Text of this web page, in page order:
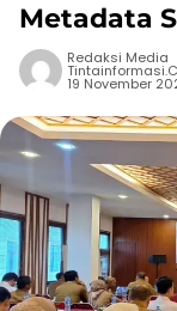
Metadata
Redaksi Media
19 November